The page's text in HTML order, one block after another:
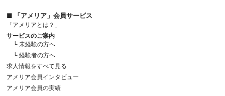
■ 「アメリア」会員サービス
「アメリアとは？」
サービスのご案内
└ 未経験の方へ
└ 経験者の方へ
求人情報をすべて見る
アメリア会員インタビュー
アメリア会員の実績